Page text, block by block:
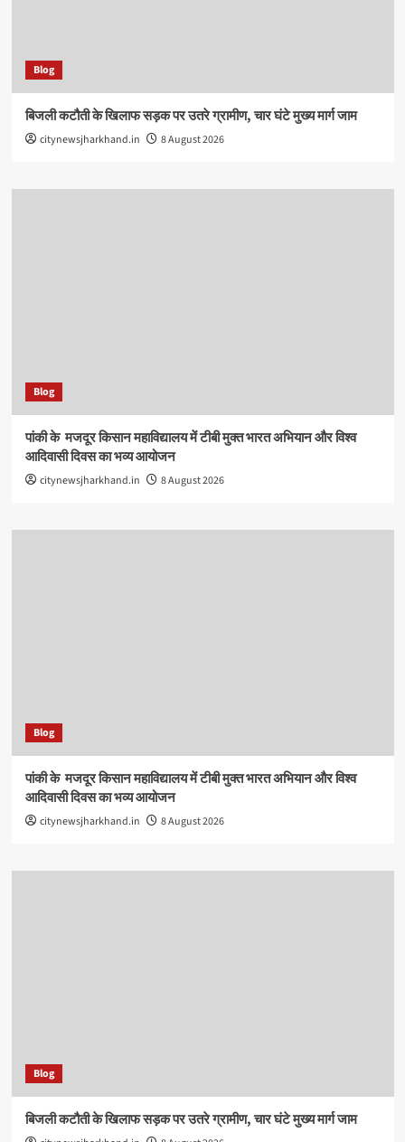
Blog
बिजली कटौती के खिलाफ सड़क पर उतरे ग्रामीण, चार घंटे मुख्य मार्ग जाम
citynewsjharkhand.in 8 August 2026
Blog
पांकी के ​ मजदूर किसान महाविद्यालय में टीबी मुक्त भारत अभियान और विश्व
आदिवासी दिवस का भव्य आयोजन
citynewsjharkhand.in 8 August 2026
Blog
पांकी के ​ मजदूर किसान महाविद्यालय में टीबी मुक्त भारत अभियान और विश्व
आदिवासी दिवस का भव्य आयोजन
citynewsjharkhand.in 8 August 2026
Blog
बिजली कटौती के खिलाफ सड़क पर उतरे ग्रामीण, चार घंटे मुख्य मार्ग जाम